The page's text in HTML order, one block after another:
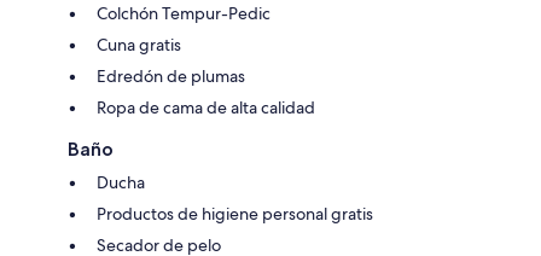
Colchón Tempur-Pedic
Cuna gratis
Edredón de plumas
Ropa de cama de alta calidad
Baño
Ducha
Productos de higiene personal gratis
Secador de pelo